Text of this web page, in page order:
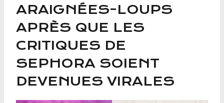
ARAIGNÉES-LOUPS
APRÈS QUE LES
CRITIQUES DE
SEPHORA SOIENT
DEVENUES VIRALES